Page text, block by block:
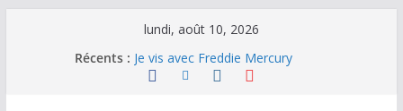
lundi, août 10, 2026
Récents : Je vis avec Freddie Mercury
Back Chat